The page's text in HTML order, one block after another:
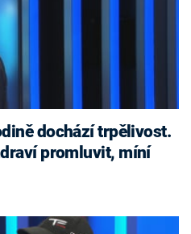
promluvit, míní